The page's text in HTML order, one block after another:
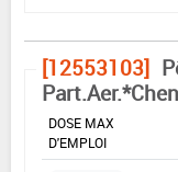
[12553103]
DOSE MAX
D'EMPLOI